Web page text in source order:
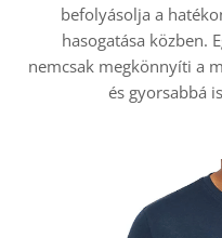
befolyásolja a
hasogatása közben.
nemcsak megkönnyíti a
és gyorsabbá